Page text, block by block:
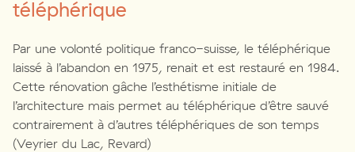
téléphérique
Par une volonté politique franco-suisse, le téléphérique
laissé à l’abandon en 1975, renait et est restauré en 1984.
Cette rénovation gâche l’esthétisme initiale de
l’architecture mais permet au téléphérique d’être sauvé
contrairement à d’autres téléphériques de son temps
(Veyrier du Lac, Revard)